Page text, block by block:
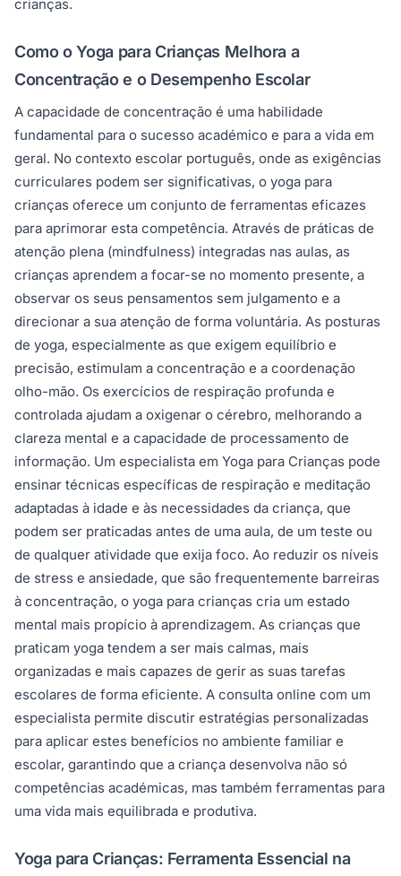
crianças.
Como o Yoga para Crianças Melhora a
Concentração e o Desempenho Escolar
A capacidade de concentração é uma habilidade
fundamental para o sucesso académico e para a vida em
geral. No contexto escolar português, onde as exigências
curriculares podem ser significativas, o yoga para
crianças oferece um conjunto de ferramentas eficazes
para aprimorar esta competência. Através de práticas de
atenção plena (mindfulness) integradas nas aulas, as
crianças aprendem a focar-se no momento presente, a
observar os seus pensamentos sem julgamento e a
direcionar a sua atenção de forma voluntária. As posturas
de yoga, especialmente as que exigem equilíbrio e
precisão, estimulam a concentração e a coordenação
olho-mão. Os exercícios de respiração profunda e
controlada ajudam a oxigenar o cérebro, melhorando a
clareza mental e a capacidade de processamento de
informação. Um especialista em Yoga para Crianças pode
ensinar técnicas específicas de respiração e meditação
adaptadas à idade e às necessidades da criança, que
podem ser praticadas antes de uma aula, de um teste ou
de qualquer atividade que exija foco. Ao reduzir os níveis
de stress e ansiedade, que são frequentemente barreiras
à concentração, o yoga para crianças cria um estado
mental mais propício à aprendizagem. As crianças que
praticam yoga tendem a ser mais calmas, mais
organizadas e mais capazes de gerir as suas tarefas
escolares de forma eficiente. A consulta online com um
especialista permite discutir estratégias personalizadas
para aplicar estes benefícios no ambiente familiar e
escolar, garantindo que a criança desenvolva não só
competências académicas, mas também ferramentas para
uma vida mais equilibrada e produtiva.
Yoga para Crianças: Ferramenta Essencial na